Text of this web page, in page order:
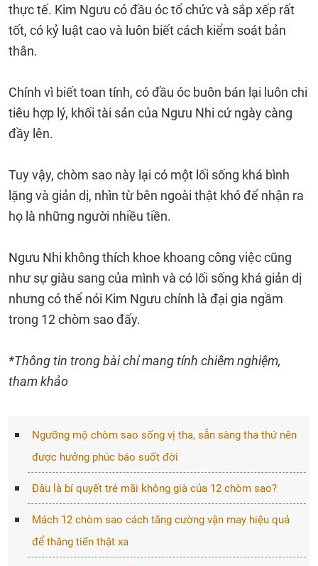
thực tế. Kim Ngưu có đầu óc tổ chức và sắp xếp rất
tốt, có kỷ luật cao và luôn biết cách kiểm soát bản
thân.
Chính vì biết toan tính, có đầu óc buôn bán lại luôn chi
tiêu hợp lý, khối tài sản của Ngưu Nhi cứ ngày càng
đầy lên.
Tuy vậy, chòm sao này lại có một lối sống khá bình
lặng và giản dị, nhìn từ bên ngoài thật khó để nhận ra
họ là những người nhiều tiền.
Ngưu Nhi không thích khoe khoang công việc cũng
như sự giàu sang của mình và có lối sống khá giản dị
nhưng có thể nói Kim Ngưu chính là đại gia ngầm
trong 12 chòm sao đấy.
*Thông tin trong bài chỉ mang tính chiêm nghiệm,
tham khảo
Ngưỡng mộ chòm sao sống vị tha, sẵn sàng tha thứ nên
được hưởng phúc báo suốt đời
Đâu là bí quyết trẻ mãi không già của 12 chòm sao?
Mách 12 chòm sao cách tăng cường vận may hiệu quả
để thăng tiến thật xa